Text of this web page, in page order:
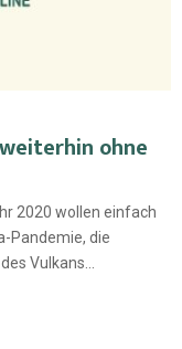
ohne
2020 wollen einfach
Pandemie, die
Vulkans...